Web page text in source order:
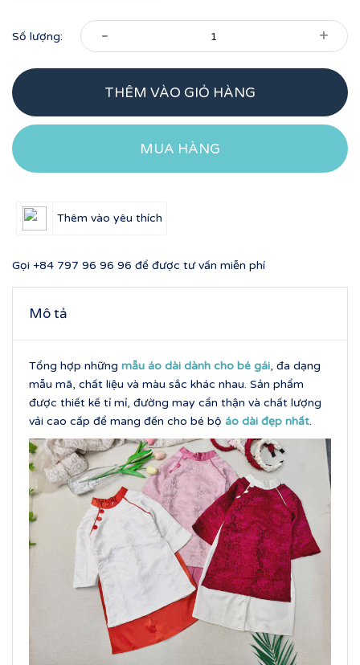
Số lượng: - +
THÊM VÀO GIỎ HÀNG
MUA HÀNG
Thêm vào yêu thích
Gọi +84 797 96 96 96 để được tư vấn miễn phí
Mô tả
Tổng hợp những mẫu áo dài dành cho bé gái, đa dạng
mẫu mã, chất liệu và màu sắc khác nhau. Sản phẩm
được thiết kế tỉ mỉ, đường may cẩn thận và chất lượng
vải cao cấp để mang đến cho bé bộ áo dài đẹp nhất.